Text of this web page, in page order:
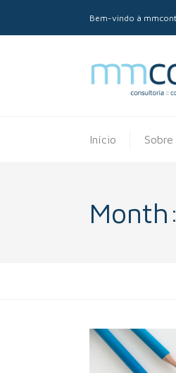
Bem-vindo à
Início Sobre
Month: